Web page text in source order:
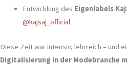
Entwicklung des Eigenlabels
@kajsaj_official
Diese Zeit war intensiv, lehrreich – und
Digitalisierung in der Modebranche